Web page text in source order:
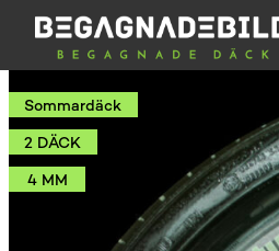
Sommardäck
2 DÄCK
4 MM